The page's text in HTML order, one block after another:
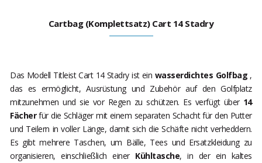
Cartbag (Komplettsatz) Cart 14 Stadry
Das Modell Titleist Cart 14 Stadry ist ein wasserdichtes Golfbag ,
das es ermöglicht, Ausrüstung und Zubehör auf den Golfplatz
mitzunehmen und sie vor Regen zu schützen. Es verfügt über 14
Fächerfür die Schläger mit einem separaten Schacht für den Putter
und Teilern in voller Länge, damit sich die Schäfte nicht verheddern.
Es gibt mehrere Taschen, um Bälle, Tees und Ersatzkleidung zu
organisieren, einschließlich einer Kühltasche, in der ein kaltes